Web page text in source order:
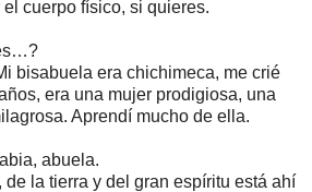
cuerpo físico, si quieres.
bisabuela era chichimeca, me crié
era una mujer prodigiosa, una
Aprendí mucho de ella.
abuela.
la tierra y del gran espíritu está ahí